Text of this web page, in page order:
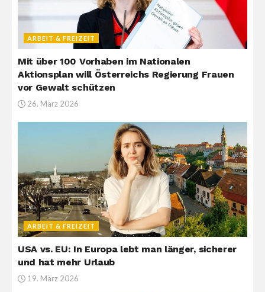
ARBEIT & FREIZEIT
Mit über 100 Vorhaben im Nationalen
Aktionsplan will Österreichs Regierung Frauen
vor Gewalt schützen
26. März 2026
ARBEIT & FREIZEIT
USA vs. EU: In Europa lebt man länger, sicherer
und hat mehr Urlaub
19. März 2026